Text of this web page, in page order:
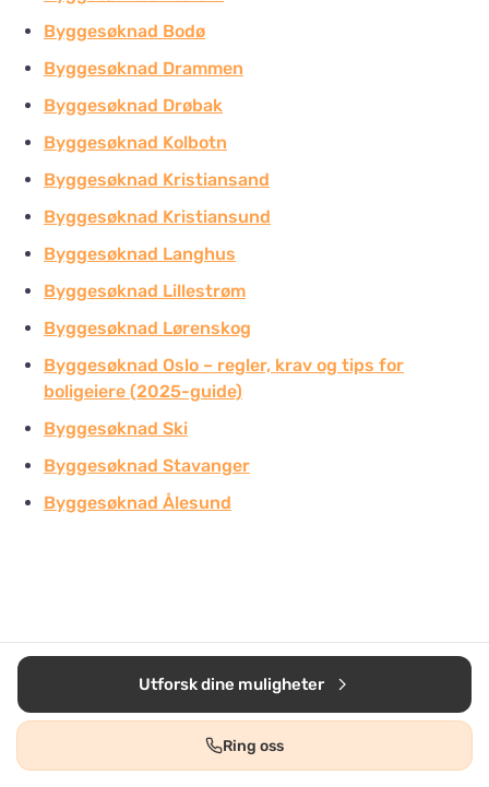
Byggesøknad Bodø
Byggesøknad Drammen
Byggesøknad Drøbak
Byggesøknad Kolbotn
Byggesøknad Kristiansand
Byggesøknad Kristiansund
Byggesøknad Langhus
Byggesøknad Lillestrøm
Byggesøknad Lørenskog
Byggesøknad Oslo – regler, krav og tips for
boligeiere (2025-guide)
Byggesøknad Ski
Byggesøknad Stavanger
Byggesøknad Ålesund
Utforsk dine muligheter
Ring oss
Oppussingsguiden